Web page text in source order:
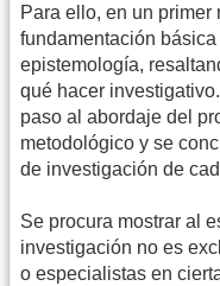
Para ello, en un primer
fundamentación
epistemología,
qué hacer
paso al abordaje del
metodológico y se
de investigación de
Se procura mostrar al
investigación no es
o especialistas en